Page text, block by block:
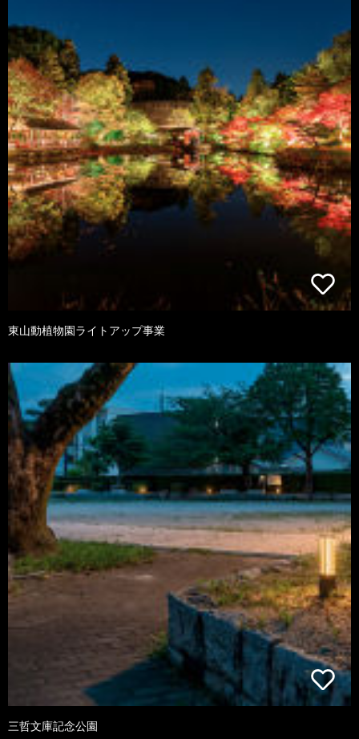
東山動植物園ライトアップ事業
三哲文庫記念公園